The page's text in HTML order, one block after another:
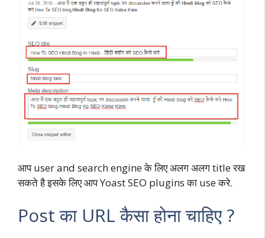
आप user and search engine के लिए अलग अलग title रख
सकते है इसके लिए आप Yoast SEO plugins का use करे.
Post का URL कैसा होना चाहिए ?